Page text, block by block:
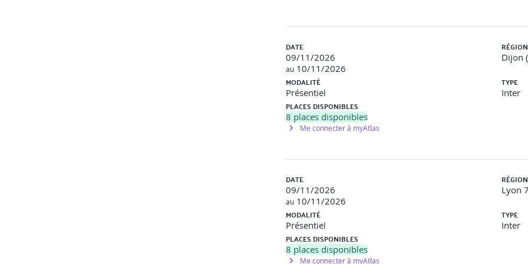
Couleurs et contraste : Utilisation appropriée des couleurs pour la signification et la décoration - Assurer un
Accessibilité des formulaires : Structurer les formulaires avec les balises <label>, <fieldset> et <legend> -
Codage d'un formulaire accessible. - Ajout d'alternatives textuelles à différents types d'images. - Exercice de
Identifier les problèmes d'accessibilité : Techniques d'évaluation manuelle (navigation au clavier, vérification
d'évaluation automatique (Wave, Axe, Lighthouse) - Tests avec des lecteurs d'écran (aperçu)
Corriger les erreurs d'accessibilité : Techniques de correction pour les problèmes courants (mauvaise
Intégrer l'accessibilité dans le processus de développement : Importance des tests d'accessibilité continus -
DATE
09/11/2026
au 10/11/2026
Dijon
MODALITÉ
Présentiel
TYPE
Inter
PLACES DISPONIBLES
8 places disponibles
Me connecter à myAtlas
DATE
09/11/2026
au 10/11/2026
Lyon
MODALITÉ
Présentiel
TYPE
Inter
PLACES DISPONIBLES
8 places disponibles
Me connecter à myAtlas